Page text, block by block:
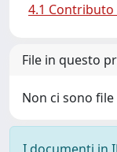
4.1
File in questo
Non ci sono